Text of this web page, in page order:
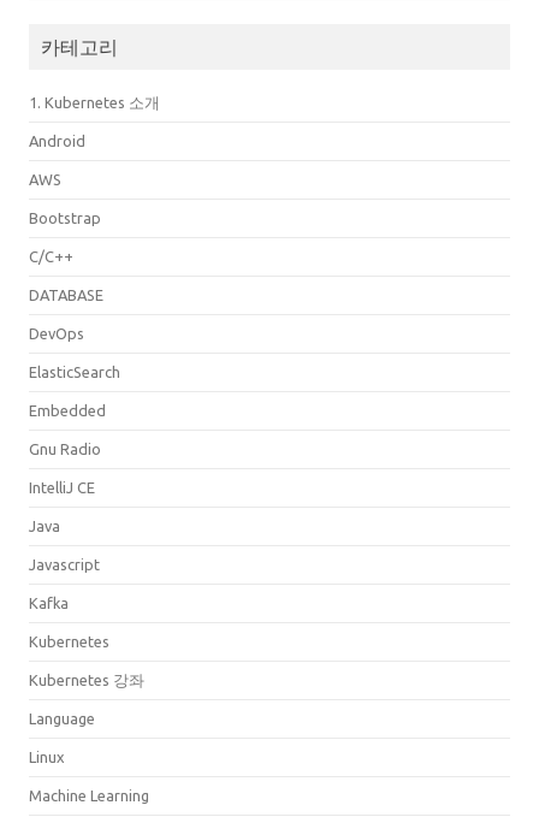
카테고리
1. Kubernetes 소개
Android
AWS
Bootstrap
C/C++
DATABASE
DevOps
ElasticSearch
Embedded
Gnu Radio
IntelliJ CE
Java
Javascript
Kafka
Kubernetes
Kubernetes 강좌
Language
Linux
Machine Learning